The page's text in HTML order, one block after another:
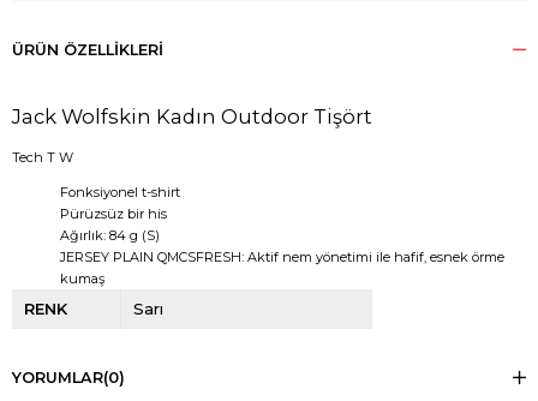
ÜRÜN ÖZELLIKLERI
Jack Wolfskin Kadın Outdoor Tişört
Tech T W
Fonksiyonel t-shirt
Pürüzsüz bir his
Ağırlık: 84 g (S)
JERSEY PLAIN QMCSFRESH: Aktif nem yönetimi ile hafif, esnek örme
kumaş
RENK Sarı
YORUMLAR(0)